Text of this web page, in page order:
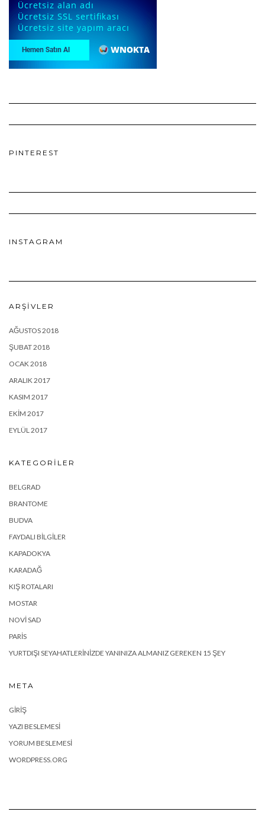
PINTEREST
INSTAGRAM
ARŞIVLER
AĞUSTOS 2018
ŞUBAT 2018
OCAK 2018
ARALIK 2017
KASIM 2017
EKIM 2017
EYLÜL 2017
KATEGORILER
BELGRAD
BRANTOME
BUDVA
FAYDALI BILGILER
KAPADOKYA
KARADAĞ
KIŞ ROTALARI
MOSTAR
NOVI SAD
PARIS
YURTDIŞI SEYAHATLERINIZDE YANINIZA ALMANIZ GEREKEN 15 ŞEY
META
GIRIŞ
YAZI BESLEMESI
YORUM BESLEMESI
WORDPRESS.ORG